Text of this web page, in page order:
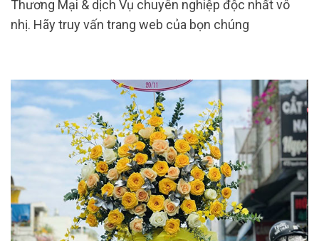
Thương Mại & dịch Vụ chuyên nghiệp độc nhất vô
nhị. Hãy truy vấn trang web của bọn chúng